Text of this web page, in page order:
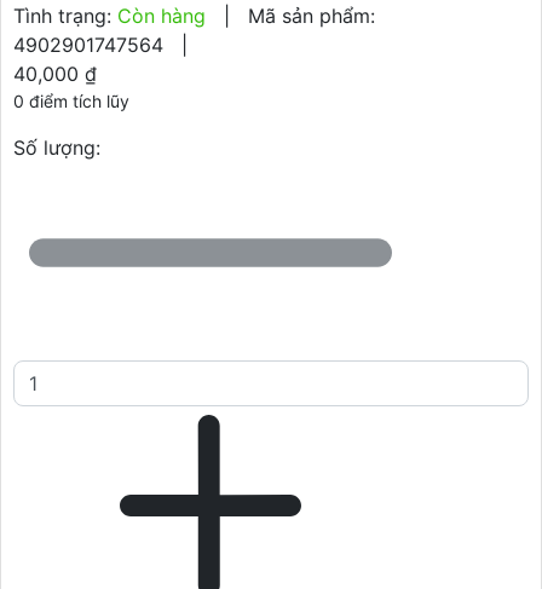
Tình trạng: Còn hàng
Mã sản phẩm:
4902901747564
40,000 ₫
0 điểm tích lũy
Số lượng: